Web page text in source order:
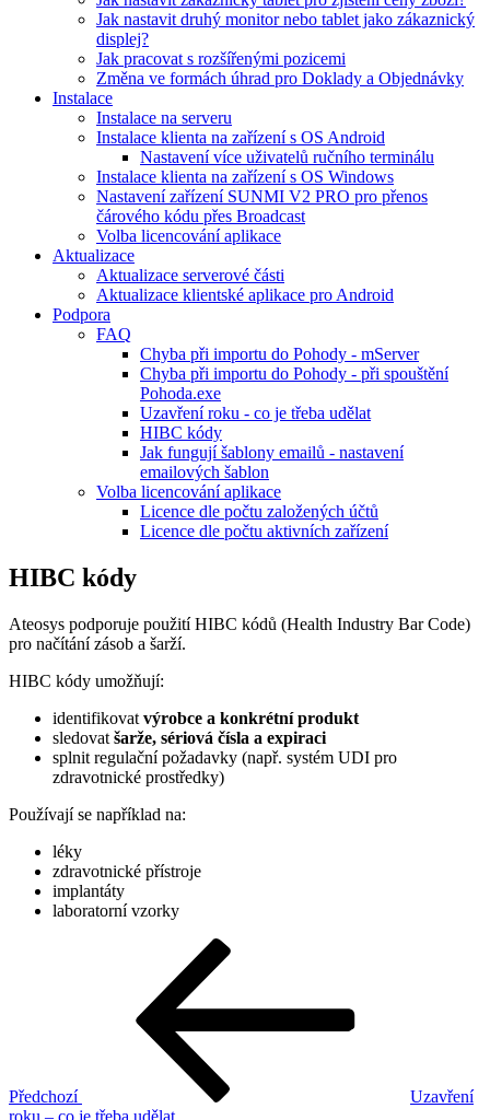
Jak nastavit druhý monitor nebo tablet jako zákaznický
displej?
Jak pracovat s rozšířenými pozicemi
Změna ve formách úhrad pro Doklady a Objednávky
Instalace
Instalace na serveru
Instalace klienta na zařízení s OS Android
Nastavení více uživatelů ručního terminálu
Instalace klienta na zařízení s OS Windows
Nastavení zařízení SUNMI V2 PRO pro přenos
čárového kódu přes Broadcast
Volba licencování aplikace
Aktualizace
Aktualizace serverové části
Aktualizace klientské aplikace pro Android
Podpora
FAQ
Chyba při importu do Pohody - mServer
Chyba při importu do Pohody - při spouštění
Pohoda.exe
Uzavření roku - co je třeba udělat
HIBC kódy
Jak fungují šablony emailů - nastavení
emailových šablon
Volba licencování aplikace
Licence dle počtu založených účtů
Licence dle počtu aktivních zařízení
HIBC kódy
Ateosys podporuje použití HIBC kódů (Health Industry Bar Code)
pro načítání zásob a šarží.
HIBC kódy umožňují:
identifikovat výrobce a konkrétní produkt
sledovat šarže, sériová čísla a expiraci
splnit regulační požadavky (např. systém UDI pro
zdravotnické prostředky)
Používají se například na:
léky
zdravotnické přístroje
implantáty
laboratorní vzorky
Předchozí
Uzavření
roku – co je třeba udělat